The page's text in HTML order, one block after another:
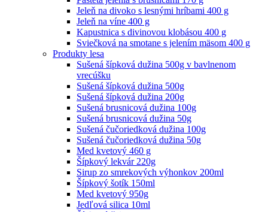
Jeleň na divoko s lesnými hríbami 400 g
Jeleň na víne 400 g
Kapustnica s divinovou klobásou 400 g
Sviečková na smotane s jelením mäsom 400 g
Produkty lesa
Sušená šípková dužina 500g v bavlnenom
vrecúšku
Sušená šípková dužina 500g
Sušená šípková dužina 200g
Sušená brusnicová dužina 100g
Sušená brusnicová dužina 50g
Sušená čučoriedková dužina 100g
Sušená čučoriedková dužina 50g
Med kvetový 460 g
Šípkový lekvár 220g
Sirup zo smrekových výhonkov 200ml
Šípkový šotík 150ml
Med kvetový 950g
Jedľová silica 10ml